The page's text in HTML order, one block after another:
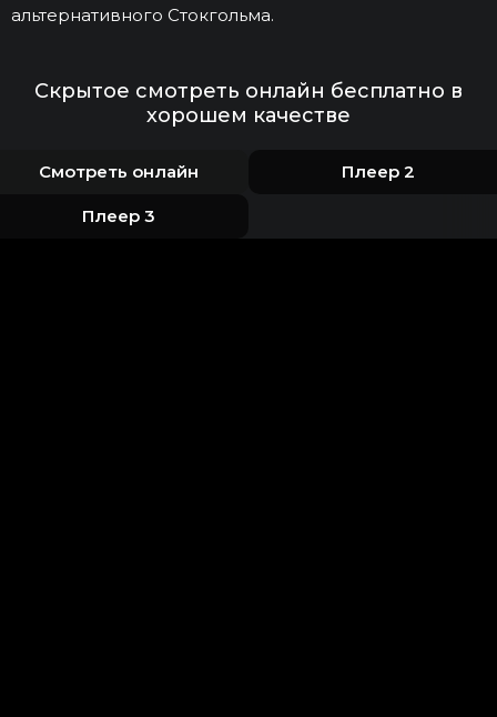
альтернативного Стокгольма.
Скрытое смотреть онлайн бесплатно в
хорошем качестве
Смотреть онлайн Плеер 2
Плеер 3